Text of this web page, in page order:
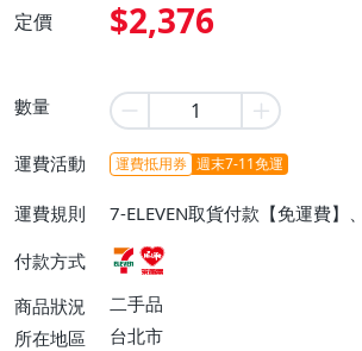
定價 $2,376
數量
運費活動 運費抵用券 週末7-11免運
運費規則
7-ELEVEN取貨付款【免運費】
貨付款【免運費】
付款方式
商品狀況
二手品
所在地區
台北市